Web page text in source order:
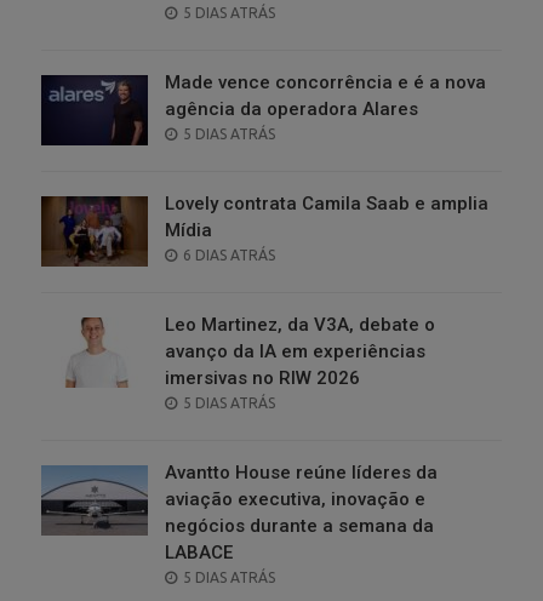
POSTED
5 DIAS ATRÁS
Made vence concorrência e é a nova
agência da operadora Alares
POSTED
5 DIAS ATRÁS
Lovely contrata Camila Saab e amplia
Mídia
POSTED
6 DIAS ATRÁS
Leo Martinez, da V3A, debate o
avanço da IA em experiências
imersivas no RIW 2026
POSTED
5 DIAS ATRÁS
Avantto House reúne líderes da
aviação executiva, inovação e
negócios durante a semana da
LABACE
POSTED
5 DIAS ATRÁS